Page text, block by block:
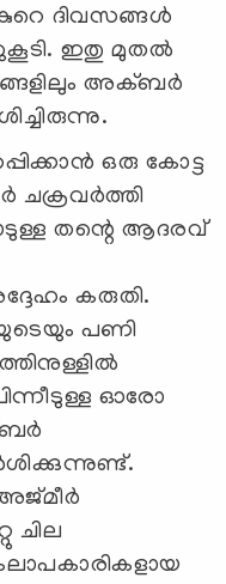
ദിവസങ്ങൾ
ഇതു മുതൽ
അക്ബർ
ഒരു കോട്ട
ചക്രവർത്തി
തന്റെ ആദരവ്
കരുതി.
പണി
ഓരോ
ചില